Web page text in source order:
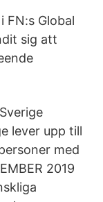
FN:s Global
sig att
lever upp till
med
2019